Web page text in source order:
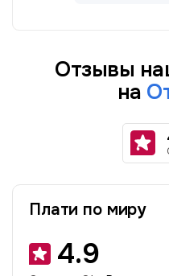
Отзывы
на
Плати по миру
4.9